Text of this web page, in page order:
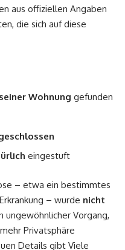
aus offiziellen Angaben
die sich auf diese
Wohnung gefunden
eingestuft
– etwa ein bestimmtes
– wurde nicht
ungewöhnlicher Vorgang,
Privatsphäre
Details gibt Viele